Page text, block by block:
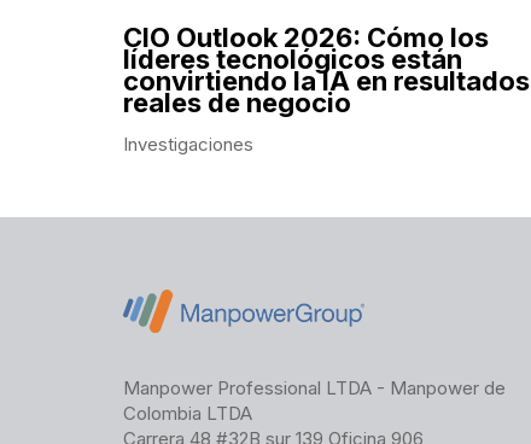
CIO Outlook 2026: Cómo los
líderes tecnológicos están
convirtiendo la IA en resultados
reales de negocio
Investigaciones
Manpower Professional LTDA - Manpower de
Colombia LTDA
Carrera 48 #32B sur 139 Oficina 906